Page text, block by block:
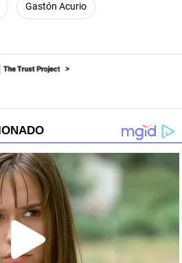
Gastón Acurio